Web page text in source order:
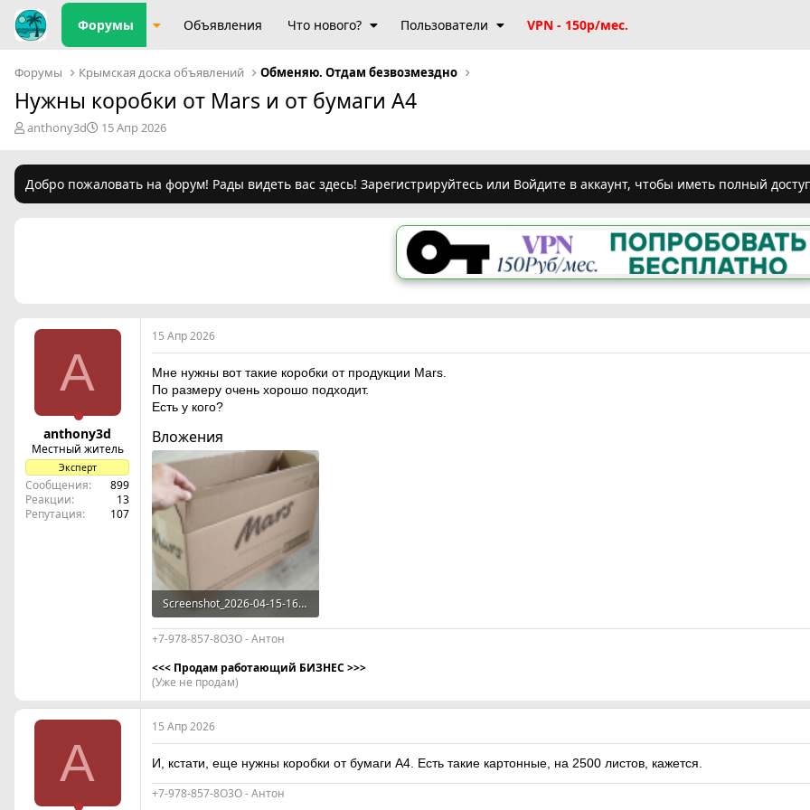
Форумы Объявления Что нового? Пользователи VPN - 150р/мес.
Форумы Крымская доска объявлений Обменяю. Отдам безвозмездно
Нужны коробки от Mars и от бумаги А4
А
р
т
anthony3d
Д
н
а
15 Апр 2026
Добро пожаловать на форум! Рады видеть вас здесь! Зарегистрируйтесь или Войдите в аккаунт, чтобы иметь полный
A
anthony3d
Местный житель
Эксперт
Сообщения
899
Реакции
13
Репутация
107
15 Апр 2026
Мне нужны вот такие коробки от продукции Mars.
По размеру очень хорошо подходит.
Есть у кого?
Вложения
Screenshot_2026-04-15-16-51-31-446_com.alensw.PicFolder.png
615.1 KB · Просмотры: 0
+7-978-857-8О3О - Антон
<<< Продам работающий БИЗНЕС >>>
(Уже не продам)
A
15 Апр 2026
И, кстати, еще нужны коробки от бумаги А4. Есть такие картонные, на 2500 листов, кажется.
+7-978-857-8О3О - Антон